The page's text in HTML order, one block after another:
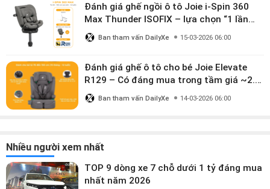
Đánh giá ghế ngồi ô tô Joie i-Spin 360
Max Thunder ISOFIX – lựa chọn “1 lần
dùng đến 12 năm” có đáng giá gần 9
triệu?
Ban tham vấn DailyXe 15-03-2026 06:00
Đánh giá ghế ô tô cho bé Joie Elevate
R129 – Có đáng mua trong tầm giá ~2.8
triệu?
Ban tham vấn DailyXe 14-03-2026 06:00
Nhiều người xem nhất
TOP 9 dòng xe 7 chỗ dưới 1 tỷ đáng mua
nhất năm 2026